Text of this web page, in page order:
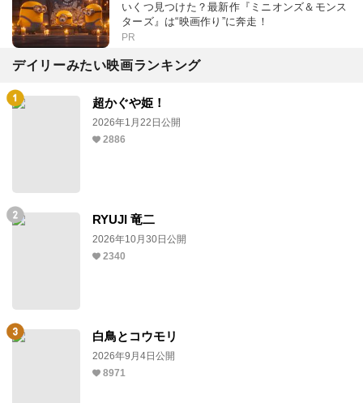
いくつ見つけた？最新作『ミニオンズ＆モンス
ターズ』は“映画作り”に奔走！
PR
デイリーみたい映画ランキング
超かぐや姫！
2026年1月22日公開
2886
RYUJI 竜二
2026年10月30日公開
2340
白鳥とコウモリ
2026年9月4日公開
8971